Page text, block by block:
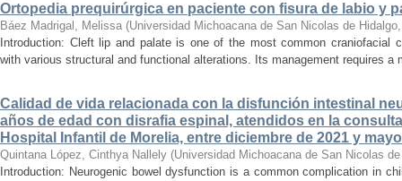
Ortopedia prequirúrgica en paciente con fisura de labio y
Báez Madrigal, Melissa (Universidad Michoacana de San Nicolas de Hidalgo
Introduction: Cleft lip and palate is one of the most common craniofacial
with various structural and functional alterations. Its management requires a
Calidad de vida relacionada con la disfunción intestinal
años de edad con disrafia espinal, atendidos en la
Hospital Infantil de Morelia, entre diciembre de 2021 y
Quintana López, Cinthya Nallely (Universidad Michoacana de San Nicolas
Introduction: Neurogenic bowel dysfunction is a common complication in